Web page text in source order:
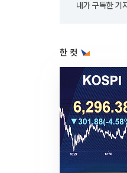
내가 구독한 기
한 컷